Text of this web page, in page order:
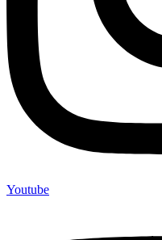
Youtube